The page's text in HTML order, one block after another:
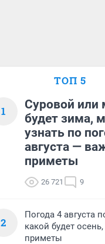
ТОП 5
1
Суровой или
будет зима,
узнать по
августа —
приметы
26 721 9
2
Погода 4 августа
какой будет
приметы